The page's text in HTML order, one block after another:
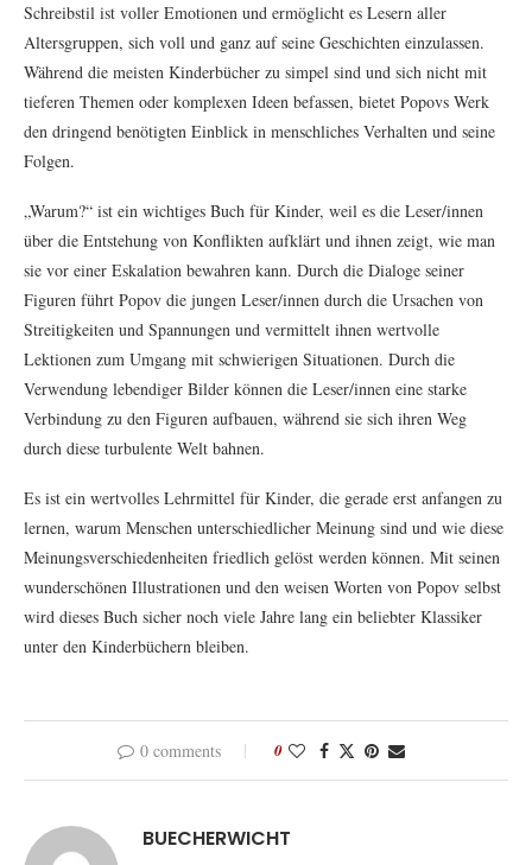
Schreibstil ist voller Emotionen und ermöglicht es Lesern aller
Altersgruppen, sich voll und ganz auf seine Geschichten einzulassen.
Während die meisten Kinderbücher zu simpel sind und sich nicht mit
tieferen Themen oder komplexen Ideen befassen, bietet Popovs Werk
den dringend benötigten Einblick in menschliches Verhalten und seine
Folgen.
„Warum?“ ist ein wichtiges Buch für Kinder, weil es die Leser/innen
über die Entstehung von Konflikten aufklärt und ihnen zeigt, wie man
sie vor einer Eskalation bewahren kann. Durch die Dialoge seiner
Figuren führt Popov die jungen Leser/innen durch die Ursachen von
Streitigkeiten und Spannungen und vermittelt ihnen wertvolle
Lektionen zum Umgang mit schwierigen Situationen. Durch die
Verwendung lebendiger Bilder können die Leser/innen eine starke
Verbindung zu den Figuren aufbauen, während sie sich ihren Weg
durch diese turbulente Welt bahnen.
Es ist ein wertvolles Lehrmittel für Kinder, die gerade erst anfangen zu
lernen, warum Menschen unterschiedlicher Meinung sind und wie diese
Meinungsverschiedenheiten friedlich gelöst werden können. Mit seinen
wunderschönen Illustrationen und den weisen Worten von Popov selbst
wird dieses Buch sicher noch viele Jahre lang ein beliebter Klassiker
unter den Kinderbüchern bleiben.
0 comments 0
BUECHERWICHT